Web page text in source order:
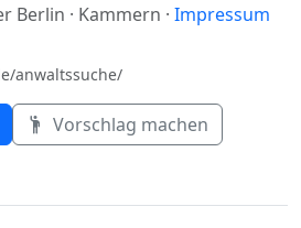
Berlin · Kammern · Impressum
anwaltssuche/
Vorschlag machen